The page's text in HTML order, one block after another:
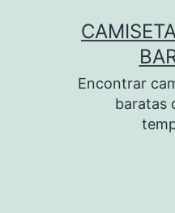
Encontrar
baratas